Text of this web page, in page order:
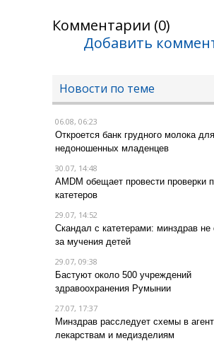
Комментарии (0)
Добавить
Новости по теме
06.08, 06:23
Откроется банк грудного молока для
недоношенных младенцев
30.07, 14:48
AMDM обещает провести проверки
катетеров
29.07, 14:52
Скандал с катетерами: минздрав не
за мучения детей
29.07, 09:38
Бастуют около 500 учреждений
здравоохранения Румынии
27.07, 17:37
Минздрав расследует схемы в
лекарствам и медизделиям